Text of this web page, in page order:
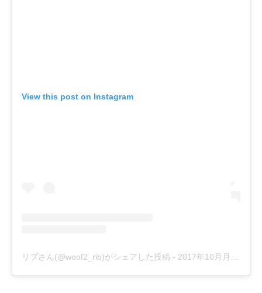
View this post on Instagram
リブさん(@woof2_rib)がシェアした投稿 - 2017年10月月11日午後11時32分PDT